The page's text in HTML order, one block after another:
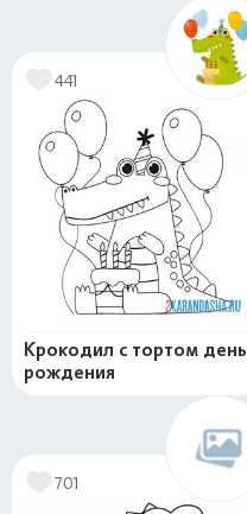
441
Крокодил с тортом день
рождения
701